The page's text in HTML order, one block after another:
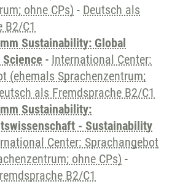
ohne CPs) - Deutsch als
B2/C1
Sustainability: Global
- International Center:
(ehemals Sprachenzentrum;
als Fremdsprache B2/C1
Sustainability:
- Sustainability
Center: Sprachangebot
ohne CPs) -
B2/C1